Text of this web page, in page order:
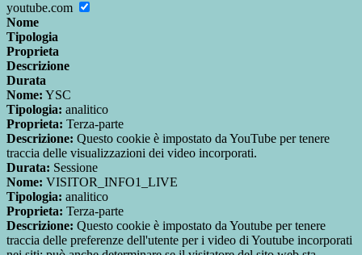
youtube.com
Nome
Tipologia
Proprieta
Descrizione
Durata
Nome: YSC
Tipologia: analitico
Proprieta: Terza-parte
Descrizione: Questo cookie è impostato da YouTube per tenere
traccia delle visualizzazioni dei video incorporati.
Durata: Sessione
Nome: VISITOR_INFO1_LIVE
Tipologia: analitico
Proprieta: Terza-parte
Descrizione: Questo cookie è impostato da Youtube per tenere
traccia delle preferenze dell'utente per i video di Youtube incorporati